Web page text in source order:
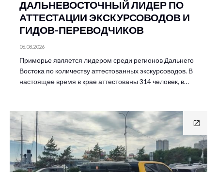
ДАЛЬНЕВОСТОЧНЫЙ ЛИДЕР ПО
АТТЕСТАЦИИ ЭКСКУРСОВОДОВ И
ГИДОВ-ПЕРЕВОДЧИКОВ
06.08.2026
Приморье является лидером среди регионов Дальнего
Востока по количеству аттестованных экскурсоводов. В
настоящее время в крае аттестованы 314 человек, в…